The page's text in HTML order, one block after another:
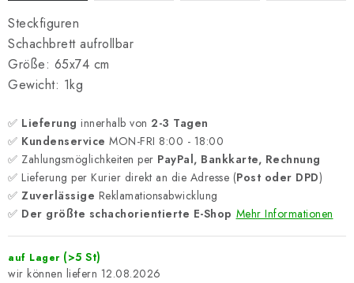
Steckfiguren
Schachbrett aufrollbar
Größe: 65x74 cm
Gewicht: 1kg
✅ Lieferung innerhalb von 2-3 Tagen
✅ Kundenservice MON-FRI 8:00 - 18:00
✅ Zahlungsmöglichkeiten per PayPal, Bankkarte, Rechnung
✅ Lieferung per Kurier direkt an die Adresse (Post oder DPD)
✅ Zuverlässige Reklamationsabwicklung
✅ Der größte schachorientierte E-Shop Mehr Informationen
auf Lager (>5 St)
12.08.2026